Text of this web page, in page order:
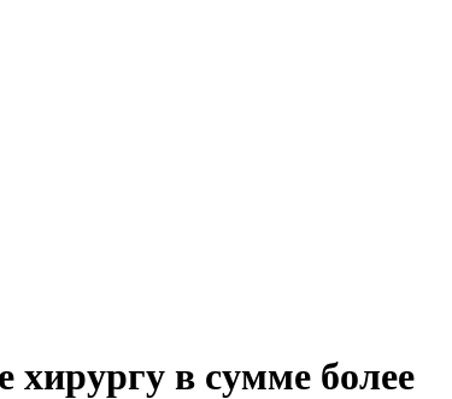
хирургу в сумме более